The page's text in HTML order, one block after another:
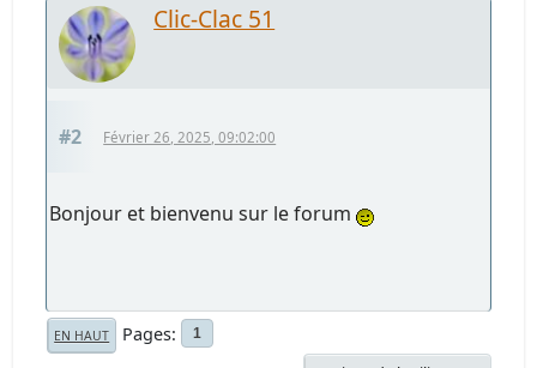
Clic-Clac 51
#2 Février 26, 2025, 09:02:00
Bonjour et bienvenu sur le forum
EN HAUT Pages 1